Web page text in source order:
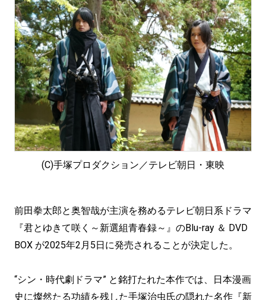
(C)手塚プロダクション／テレビ朝日・東映
前田拳太郎と奥智哉が主演を務めるテレビ朝日系ドラマ
『君とゆきて咲く～新選組青春録～』のBlu-ray ＆ DVD
BOX が2025年2月5日に発売されることが決定した。
“シン・時代劇ドラマ” と銘打たれた本作では、日本漫画
史に燦然たる功績を残した手塚治虫氏の隠れた名作『新